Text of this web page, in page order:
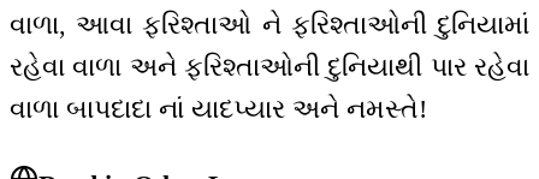
વાળા, આવા ફરિશ્તાઓ ને ફરિશ્તાઓની દુનિયામાં
રહેવા વાળા અને ફરિશ્તાઓની દુનિયાથી પાર રહેવા
વાળા બાપદાદા નાં યાદપ્યાર અને નમસ્તે!